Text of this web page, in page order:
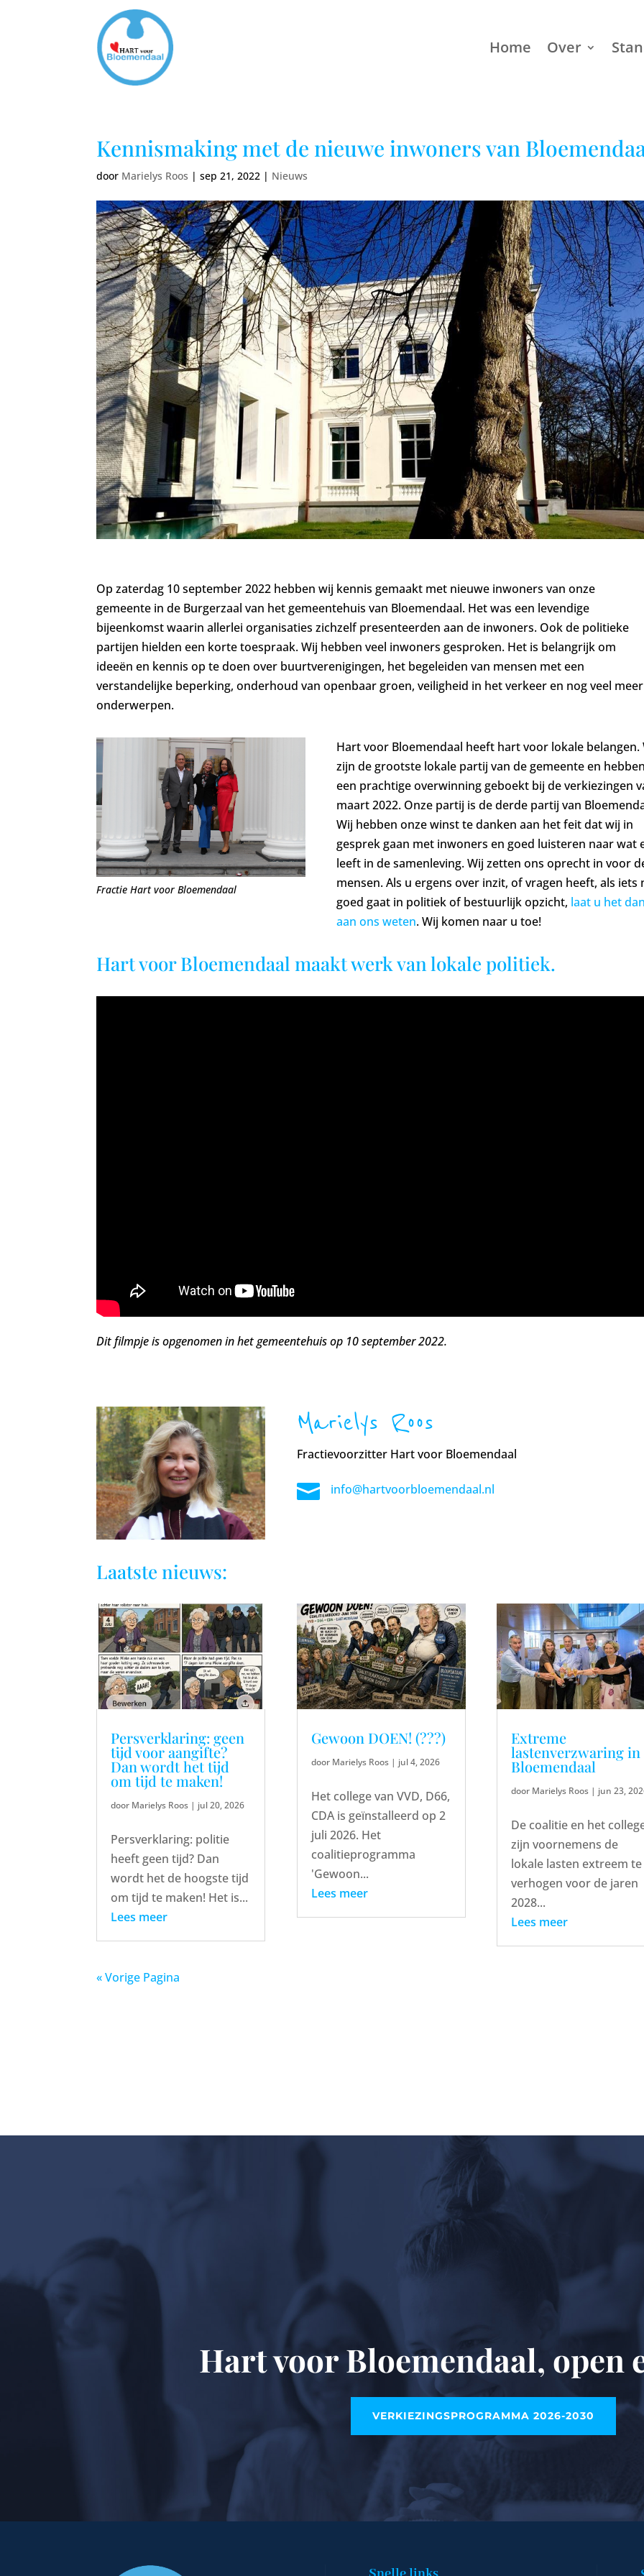
Home Over
Kennismaking met de nieuwe inwoners van
door Marielys Roos |sep 21, 2022 | Nieuws
Op zaterdag 10 september 2022 hebben wij kennis gemaakt met nieuwe inwoners van onze
gemeente in de Burgerzaal van het gemeentehuis van Bloemendaal. Het was een levendige
bijeenkomst waarin allerlei organisaties zichzelf presenteerden aan de inwoners. Ook de politieke
partijen hielden een korte toespraak. Wij hebben veel inwoners gesproken. Het is belangrijk om
ideeën en kennis op te doen over buurtverenigingen, het begeleiden van mensen met een
verstandelijke beperking, onderhoud van openbaar groen, veiligheid in het verkeer en nog veel meer
onderwerpen.
Fractie Hart voor Bloemendaal
Hart voor Bloemendaal heeft hart voor lokale belangen.
zijn de grootste lokale partij van de gemeente en
een prachtige overwinning geboekt bij de verkiezingen
maart 2022. Onze partij is de derde partij van
Wij hebben onze winst te danken aan het feit dat wij in
gesprek gaan met inwoners en goed luisteren naar wat
leeft in de samenleving. Wij zetten ons oprecht in voor
mensen. Als u ergens over inzit, of vragen heeft, als iets
goed gaat in politiek of bestuurlijk opzicht, laat u het
aan ons weten. Wij komen naar u toe!
Hart voor Bloemendaal maakt werk van lokale politiek.
Dit filmpje is opgenomen in het gemeentehuis op 10 september 2022.
Marielys Roos
Fractievoorzitter Hart voor Bloemendaal
 info@hartvoorbloemendaal.nl
Laatste nieuws:
Persverklaring: geen
tijd voor aangifte?
Dan wordt het tijd
om tijd te maken!
door Marielys Roos | jul 20, 2026
Persverklaring: politie
heeft geen tijd? Dan
wordt het de hoogste tijd
om tijd te maken! Het is...
Lees meer
Gewoon DOEN! (???)
door Marielys Roos| jul 4, 2026
Het college van VVD, D66,
CDA is geïnstalleerd op 2
juli 2026. Het
coalitieprogramma
'Gewoon...
Lees meer
Extreme
lastenverzwaring in
Bloemendaal
door Marielys Roos | jun 23,
De coalitie en het
zijn voornemens de
lokale lasten extreem te
verhogen voor de jaren
2028...
Lees meer
« Vorige Pagina
Hart voor Bloemendaal, open
VERKIEZINGSPROGRAMMA 2026-2030